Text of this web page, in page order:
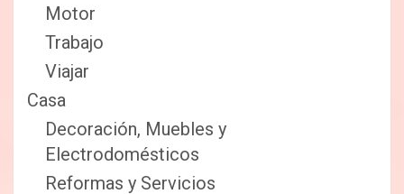
Motor
Trabajo
Viajar
Casa
Decoración, Muebles y
Electrodomésticos
Reformas y Servicios